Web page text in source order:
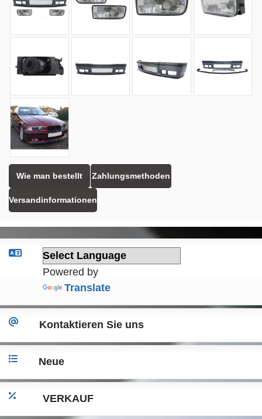
Wie man bestellt Zahlungsmethoden
Versandinformationen
Powered by
Translate
Kontaktieren Sie uns
Neue
VERKAUF